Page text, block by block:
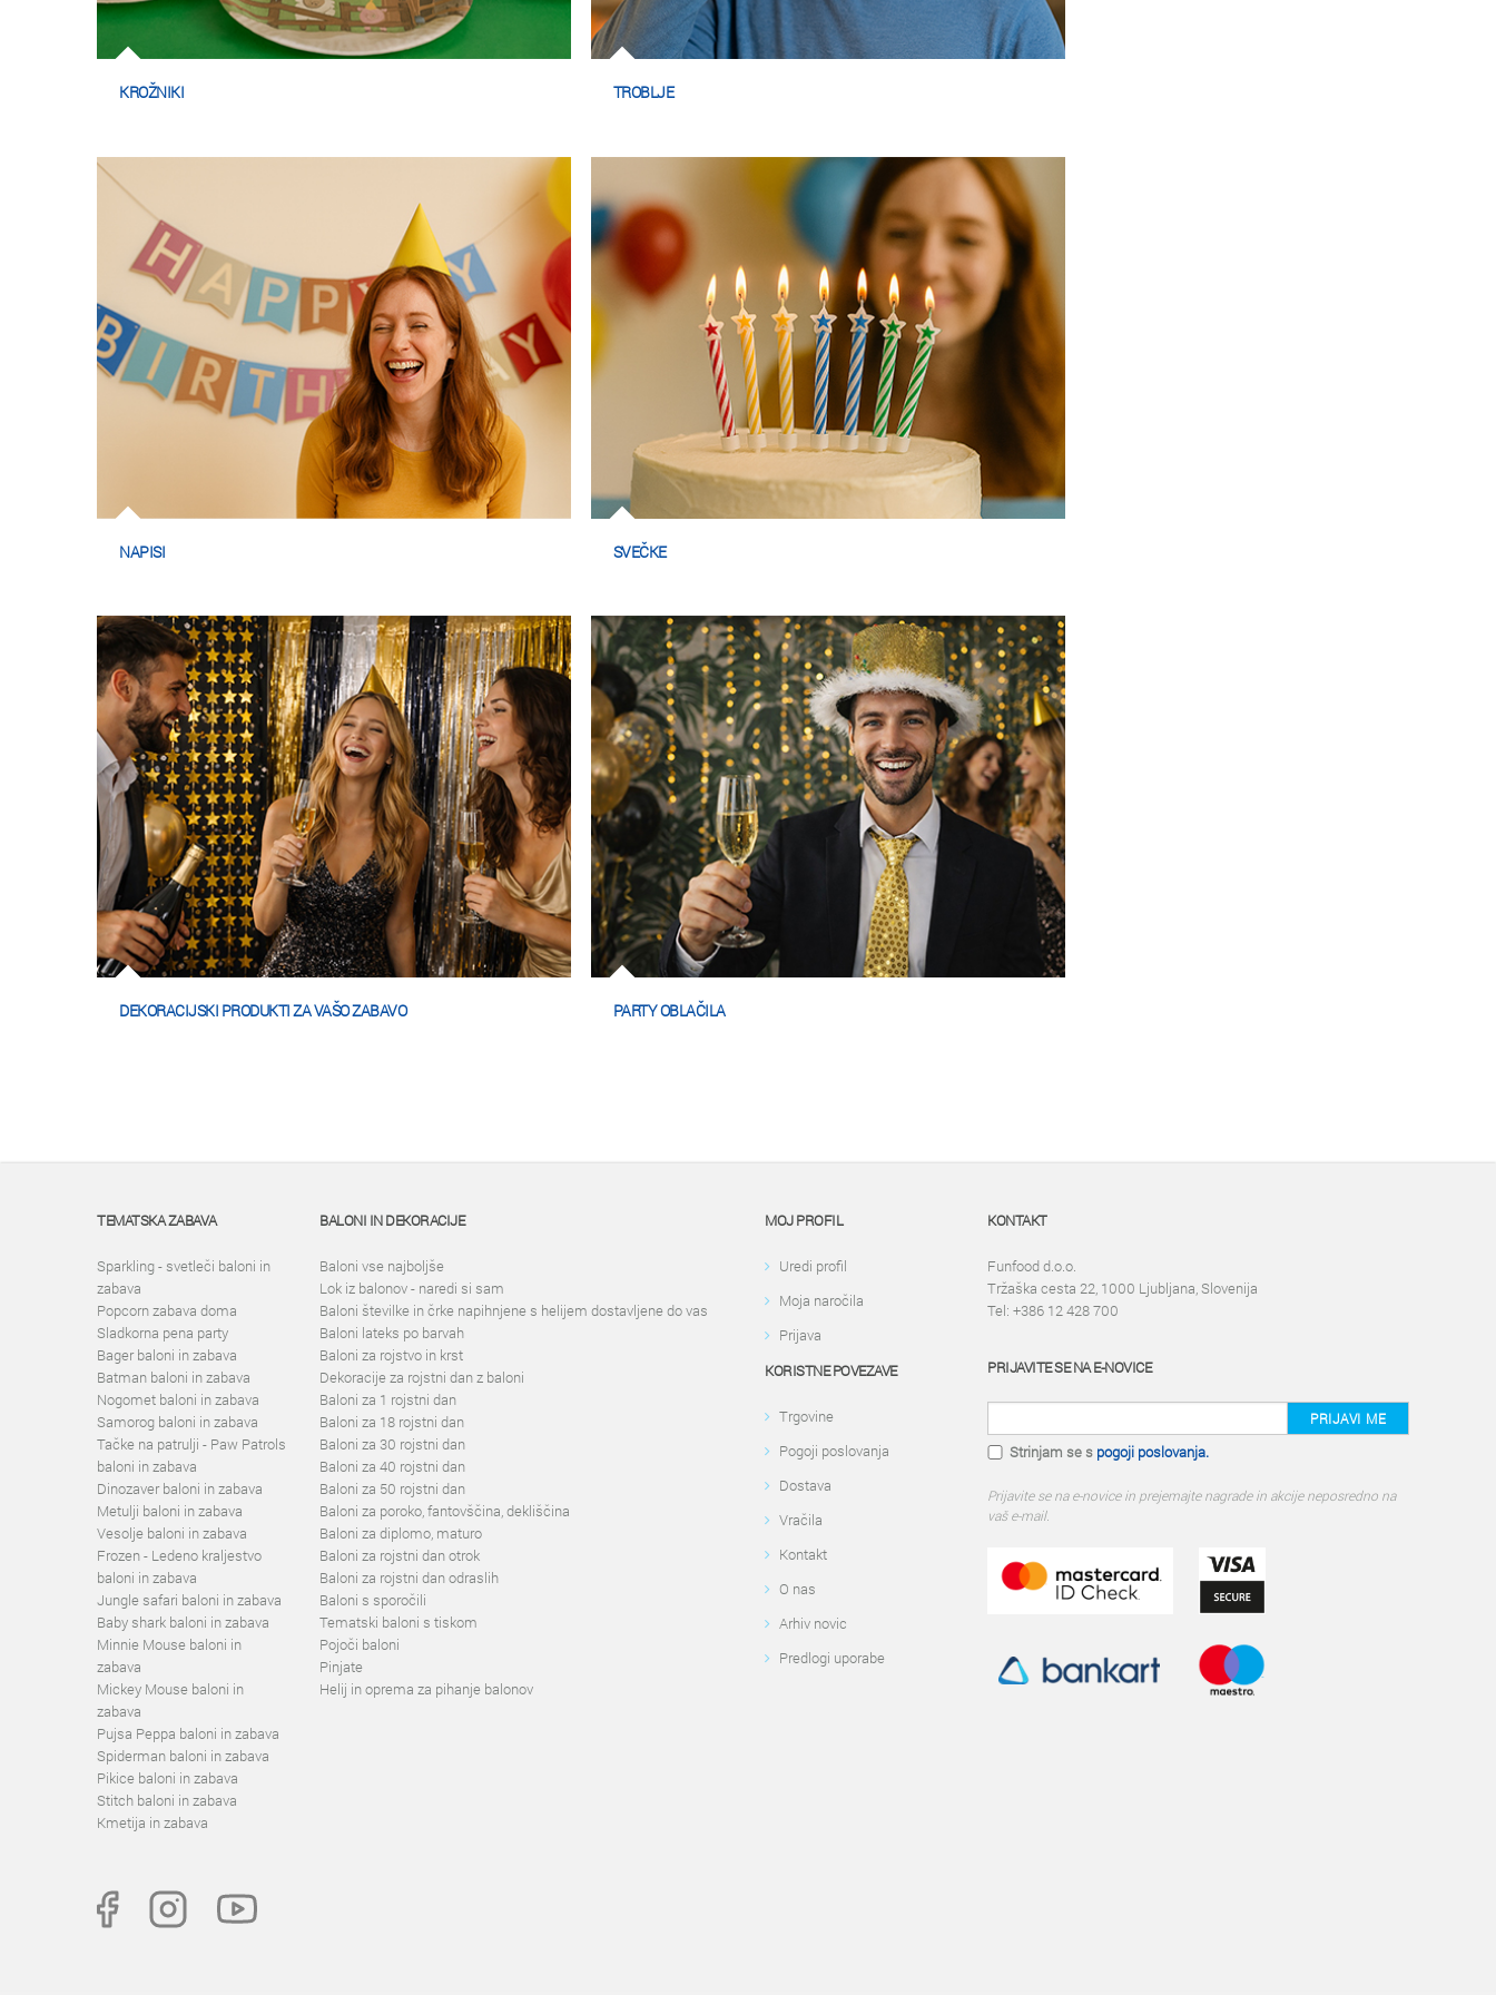
KROŽNIKI TROBLJE
NAPISI SVEČKE
DEKORACIJSKI PRODUKTI ZA VAŠO ZABAVO PARTY OBLAČILA
TEMATSKA ZABAVA
Sparkling - svetleči baloni in
zabava
Popcorn zabava doma
Sladkorna pena party
Bager baloni in zabava
Batman baloni in zabava
Nogomet baloni in zabava
Samorog baloni in zabava
Tačke na patrulji - Paw Patrols
baloni in zabava
Dinozaver baloni in zabava
Metulji baloni in zabava
Vesolje baloni in zabava
Frozen - Ledeno kraljestvo
baloni in zabava
Jungle safari baloni in zabava
Baby shark baloni in zabava
Minnie Mouse baloni in
zabava
Mickey Mouse baloni in
zabava
Pujsa Peppa baloni in zabava
Spiderman baloni in zabava
Pikice baloni in zabava
Stitch baloni in zabava
Kmetija in zabava
BALONI IN DEKORACIJE
Baloni vse najboljše
Lok iz balonov - naredi si sam
Baloni številke in črke napihnjene s helijem dostavljene do vas
Baloni lateks po barvah
Baloni za rojstvo in krst
Dekoracije za rojstni dan z baloni
Baloni za 1 rojstni dan
Baloni za 18 rojstni dan
Baloni za 30 rojstni dan
Baloni za 40 rojstni dan
Baloni za 50 rojstni dan
Baloni za poroko, fantovščina, dekliščina
Baloni za diplomo, maturo
Baloni za rojstni dan otrok
Baloni za rojstni dan odraslih
Baloni s sporočili
Tematski baloni s tiskom
Pojoči baloni
Pinjate
Helij in oprema za pihanje balonov
MOJ PROFIL
Uredi profil
Moja naročila
Prijava
KORISTNE POVEZAVE
Trgovine
Pogoji poslovanja
Dostava
Vračila
Kontakt
O nas
Arhiv novic
Predlogi uporabe
KONTAKT
Funfood d.o.o.
Tržaška cesta 22, 1000 Ljubljana, Slovenija
Tel: +386 12 428 700
PRIJAVITE SE NA E-NOVICE
PRIJAVI ME
Strinjam se s pogoji poslovanja.
Prijavite se na e-novice in prejemajte nagrade in akcije neposredno na
vaš e-mail.